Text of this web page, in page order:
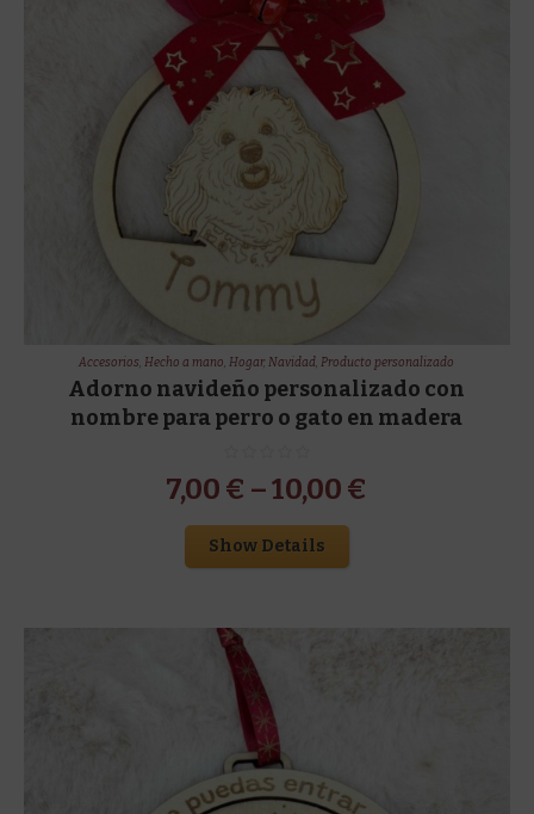
Accesorios,Hecho a mano,Hogar,Navidad,Producto personalizado
Adorno navideño personalizado con
nombre para perro o gato en madera
7,00 € –10,00 €
Show Details